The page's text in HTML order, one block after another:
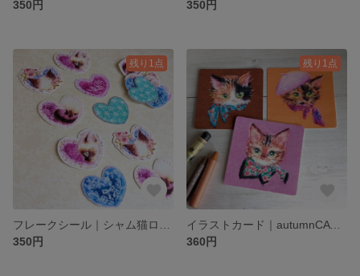
350円
350円
残り1点
350円
残り1点
イラストカード｜autumnCAT✵3枚セット
360円